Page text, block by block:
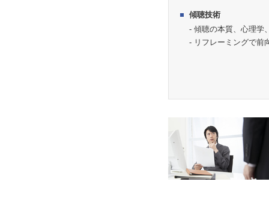
傾聴技術
傾聴の本質、心理学
リフレーミングで前